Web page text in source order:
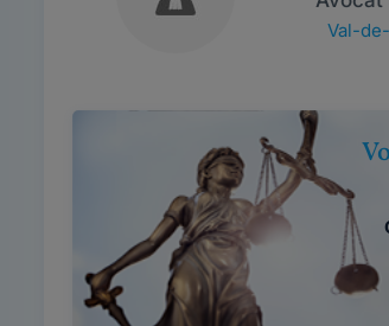
Val-